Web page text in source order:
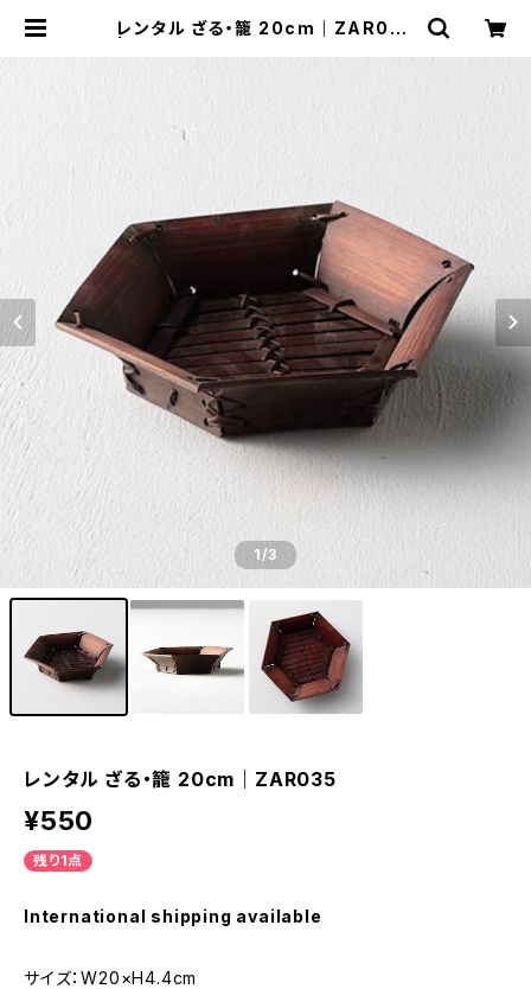
レンタル ざる・籠 20cm｜ZAR035
1/3
レンタル ざる・籠 20cm｜ZAR035
¥550
残り1点
International shipping available
サイズ：W20×H4.4cm